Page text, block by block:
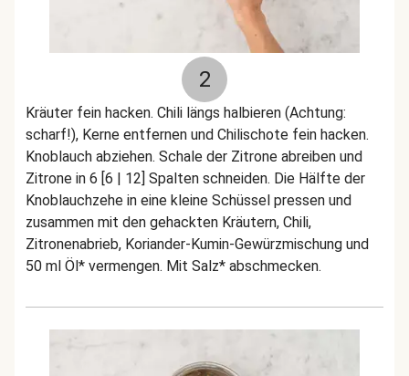
2
Kräuter fein hacken. Chili längs halbieren (Achtung:
scharf!), Kerne entfernen und Chilischote fein hacken.
Knoblauch abziehen. Schale der Zitrone abreiben und
Zitrone in 6 [6 | 12] Spalten schneiden. Die Hälfte der
Knoblauchzehe in eine kleine Schüssel pressen und
zusammen mit den gehackten Kräutern, Chili,
Zitronenabrieb, Koriander-Kumin-Gewürzmischung und
50 ml Öl* vermengen. Mit Salz* abschmecken.